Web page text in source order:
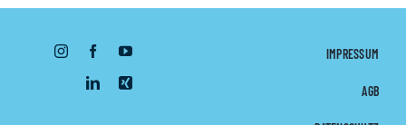
IMPRESSUM
AGB